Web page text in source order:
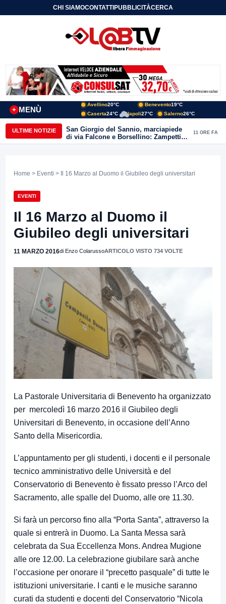
CHI SIAMOCONTATTIPUBBLICITÀCERCA
MENÙ
+
Avellino20°C Benevento19°C
Caserta24°C Napoli27°C Salerno26°C
ULTIME NOTIZIE
San Giorgio del Sannio, marciapiede
di via Falcone e Borsellino: Zampetti e
Lombardi replicano alle polemiche
11 ORE FA
Home > Eventi > Il 16 Marzo al Duomo il Giubileo degli universitari
EVENTI
Il 16 Marzo al Duomo il
Giubileo degli universitari
11 MARZO 2016di Enzo ColarussoARTICOLO VISTO 734 VOLTE
La Pastorale Universitaria di Benevento ha organizzato
per mercoledì 16 marzo 2016 il Giubileo degli
Universitari di Benevento, in occasione dell’Anno
Santo della Misericordia.
L’appuntamento per gli studenti, i docenti e il personale
tecnico amministrativo delle Università e del
Conservatorio di Benevento è fissato presso l’Arco del
Sacramento, alle spalle del Duomo, alle ore 11.30.
Si farà un percorso fino alla “Porta Santa”, attraverso la
quale si entrerà in Duomo. La Santa Messa sarà
celebrata da Sua Eccellenza Mons. Andrea Mugione
alle ore 12.00. La celebrazione giubilare sarà anche
l’occasione per onorare il “precetto pasquale” di tutte le
istituzioni universitarie. I canti e le musiche saranno
curati da studenti e docenti del Conservatorio “Nicola